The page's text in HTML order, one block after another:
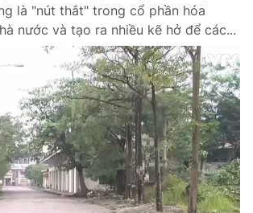
English
Đài Truyền hình Việt Nam
là "nút thắt" trong cổ phần hóa
nước và tạo ra nhiều kẽ hở để các...